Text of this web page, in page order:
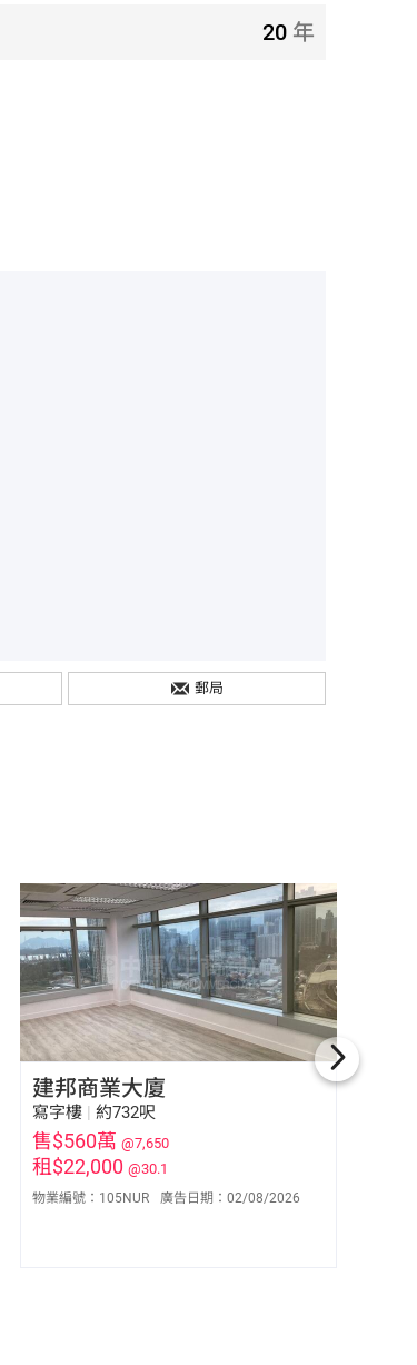
年
郵局
黃錦權 Derick Wong
S-053507
建邦商業大廈
寫字樓 約732呎
售$560萬 @7,650
租$22,000 @30.1
物業編號： 105NUR 廣告日期： 02/08/2026